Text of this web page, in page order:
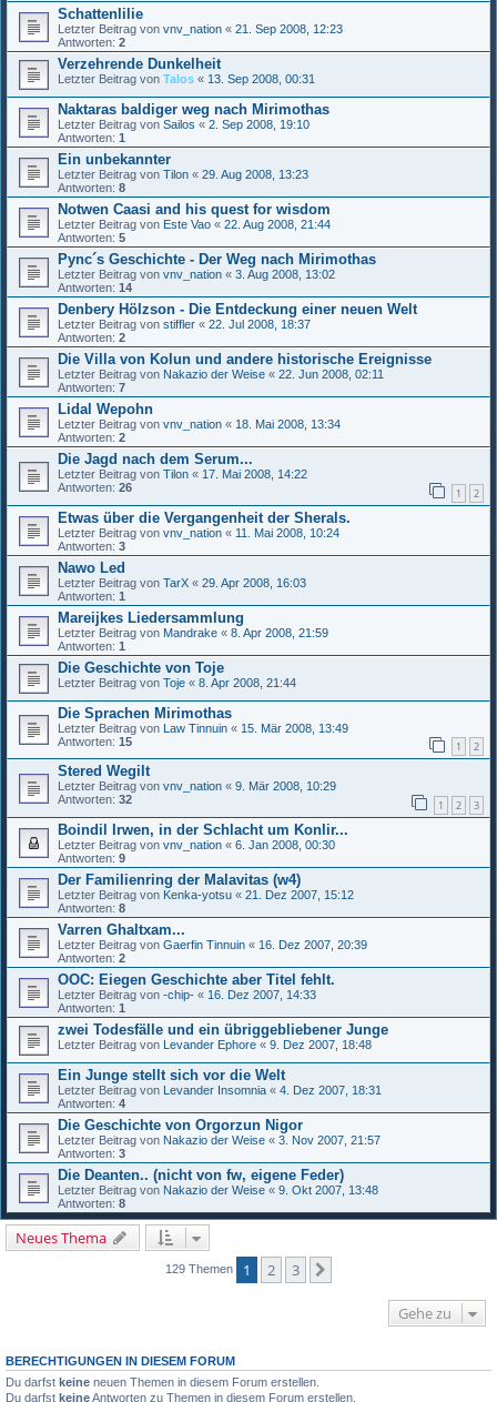
Schattenlilie
Letzter Beitrag von vnv_nation « 21. Sep 2008, 12:23
Antworten: 2
Verzehrende Dunkelheit
Letzter Beitrag von Talos « 13. Sep 2008, 00:31
Naktaras baldiger weg nach Mirimothas
Letzter Beitrag von Sailos « 2. Sep 2008, 19:10
Antworten: 1
Ein unbekannter
Letzter Beitrag von Tilon « 29. Aug 2008, 13:23
Antworten: 8
Notwen Caasi and his quest for wisdom
Letzter Beitrag von Este Vao « 22. Aug 2008, 21:44
Antworten: 5
Pync´s Geschichte - Der Weg nach Mirimothas
Letzter Beitrag von vnv_nation « 3. Aug 2008, 13:02
Antworten: 14
Denbery Hölzson - Die Entdeckung einer neuen Welt
Letzter Beitrag von stiffler « 22. Jul 2008, 18:37
Antworten: 2
Die Villa von Kolun und andere historische Ereignisse
Letzter Beitrag von Nakazio der Weise « 22. Jun 2008, 02:11
Antworten: 7
Lidal Wepohn
Letzter Beitrag von vnv_nation « 18. Mai 2008, 13:34
Antworten: 2
Die Jagd nach dem Serum...
Letzter Beitrag von Tilon « 17. Mai 2008, 14:22
Antworten: 26 1 2
Etwas über die Vergangenheit der Sherals.
Letzter Beitrag von vnv_nation « 11. Mai 2008, 10:24
Antworten: 3
Nawo Led
Letzter Beitrag von TarX « 29. Apr 2008, 16:03
Antworten: 1
Mareijkes Liedersammlung
Letzter Beitrag von Mandrake « 8. Apr 2008, 21:59
Antworten: 1
Die Geschichte von Toje
Letzter Beitrag von Toje « 8. Apr 2008, 21:44
Die Sprachen Mirimothas
Letzter Beitrag von Law Tinnuin « 15. Mär 2008, 13:49
Antworten: 15 1 2
Stered Wegilt
Letzter Beitrag von vnv_nation « 9. Mär 2008, 10:29
Antworten: 32 1 2 3
Boindil Irwen, in der Schlacht um Konlir...
Letzter Beitrag von vnv_nation « 6. Jan 2008, 00:30
Antworten: 9
Der Familienring der Malavitas (w4)
Letzter Beitrag von Kenka-yotsu « 21. Dez 2007, 15:12
Antworten: 8
Varren Ghaltxam...
Letzter Beitrag von Gaerfin Tinnuin « 16. Dez 2007, 20:39
Antworten: 2
OOC: Eiegen Geschichte aber Titel fehlt.
Letzter Beitrag von -chip- « 16. Dez 2007, 14:33
Antworten: 1
zwei Todesfälle und ein übriggebliebener Junge
Letzter Beitrag von Levander Ephore « 9. Dez 2007, 18:48
Ein Junge stellt sich vor die Welt
Letzter Beitrag von Levander Insomnia « 4. Dez 2007, 18:31
Antworten: 4
Die Geschichte von Orgorzun Nigor
Letzter Beitrag von Nakazio der Weise « 3. Nov 2007, 21:57
Antworten: 3
Die Deanten.. (nicht von fw, eigene Feder)
Letzter Beitrag von Nakazio der Weise « 9. Okt 2007, 13:48
Antworten: 8
Neues Thema
129 Themen 1 2 3
Gehe zu
BERECHTIGUNGEN IN DIESEM FORUM
Du darfst keine neuen Themen in diesem Forum erstellen.
Du darfst keineAntworten zu Themen in diesem Forum erstellen.